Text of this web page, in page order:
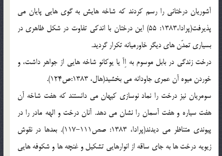
آشوریان درختانی را رسم کردند که شاخه هایش به گوی هایی پایان می
پذیرفت(پرادا،1383: 55) این درختان با اندکی تفاوت در شکل ظاهری در
بسیاری تمدّن های دیگر خاورمیانه تکرار گردید.
درخت زندگی در بابل موسوم به اِآ یا یوکانو شاخه هایی از جواهر داشت، و
خوردن میوه آن عمری جاودانه می بخشید(هال، 1383:ص124).
سومریان نیز درخت را نماد نوسازی کیهان می دانستند که هفت شاخه آن
هفت سیاره و هفت آسمان را نشان می دهد. آنان درخت و الهه مادر را در
پیوندی متناظر می دیدند(پرادا، 1383: صص111-117). بعدها در نقوش
زیویه درخت ها به جای ساقه از انوارهایی تشکیل و غنچه ها و شکوفه هایی